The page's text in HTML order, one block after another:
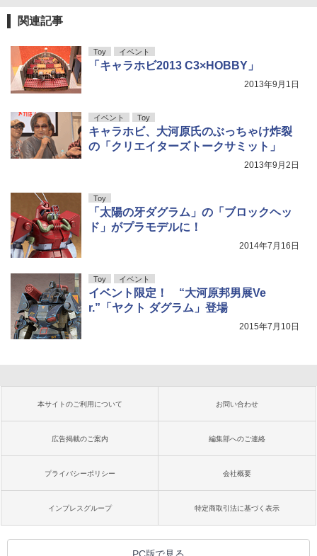
関連記事
Toy イベント
「キャラホビ2013 C3×HOBBY」
2013年9月1日
イベント Toy
キャラホビ、大河原氏のぶっちゃけ炸裂
の「クリエイターズトークサミット」
2013年9月2日
Toy
「太陽の牙ダグラム」の「ブロックヘッ
ド」がプラモデルに！
2014年7月16日
Toy イベント
イベント限定！ “大河原邦男展Ve
r.”「ヤクト ダグラム」登場
2015年7月10日
本サイトのご利用について お問い合わせ
広告掲載のご案内 編集部へのご連絡
プライバシーポリシー 会社概要
インプレスグループ 特定商取引法に基づく表示